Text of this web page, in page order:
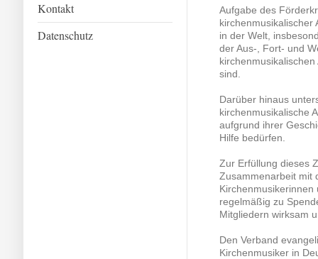
Kontakt
Datenschutz
Aufgabe des
kirchenmusikalischer
in der Welt,
der Aus-, Fort- und
sind.
Darüber hinaus
kirchenmusikalische
aufgrund ihrer
Hilfe bedürfen.
Zur Erfüllung dieses
Zusammenarbeit mit
Kirchenmusikerinnen
regelmäßig zu
Mitgliedern wirksam
Den Verband
Kirchenmusiker in